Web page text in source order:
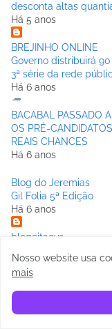
desconta altas
Há 5 anos
BREJINHO ONLINE
Governo distribuirá
3ª série da rede
Há 6 anos
BACABAL PASSADO
OS PRÉ-
REAIS CHANCES
Há 6 anos
Blog do Jeremias
Gil Folia 5ª Edição
Há 6 anos
blogeitaeva
O bloco “Vem com as
Há 6 anos
Anderson Fênix
Rogerinho e Edvan
mesmos
Nosso website usa
mais